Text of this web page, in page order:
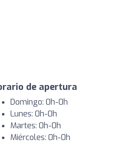
de apertura
Domingo: 0h-0h
Lunes: 0h-0h
Martes: 0h-0h
Miércoles: 0h-0h